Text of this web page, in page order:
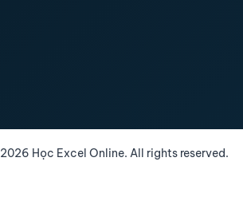
2026 Học Excel Online. All rights reserved.